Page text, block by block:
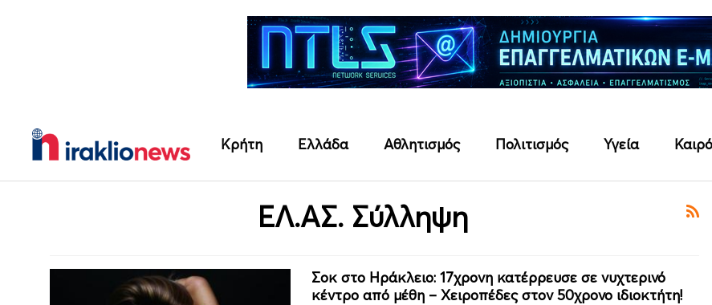
Κρήτη Ελλάδα Αθλητισμός Πολιτισμός Υγεία
ΕΛ.ΑΣ. Σύλληψη
Σοκ στο Ηράκλειο: 17χρονη κατέρρευσε σε νυχτερινό
κέντρο από μέθη – Χειροπέδες στον 50χρονο ιδιοκτήτη!